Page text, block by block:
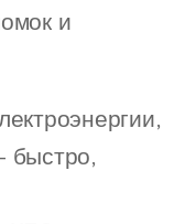
и
быстро,